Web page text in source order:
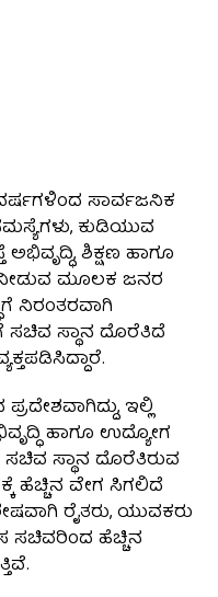
ಸಾರ್ವಜನಿಕ
ಕುಡಿಯುವ
ಶಿಕ್ಷಣ ಹಾಗೂ
ನೀಡುವ ಮೂಲಕ ಜನರ
ನಿರಂತರವಾಗಿ
ಸ್ಥಾನ ದೊರೆತಿದೆ
ಇಲ್ಲಿ
ಹಾಗೂ ಉದ್ಯೋಗ
ಸ್ಥಾನ ದೊರೆತಿರುವ
ಹೆಚ್ಚಿನ ವೇಗ ಸಿಗಲಿದೆ
ರೈತರು, ಯುವಕರು
ಸಚಿವರಿಂದ ಹೆಚ್ಚಿನ